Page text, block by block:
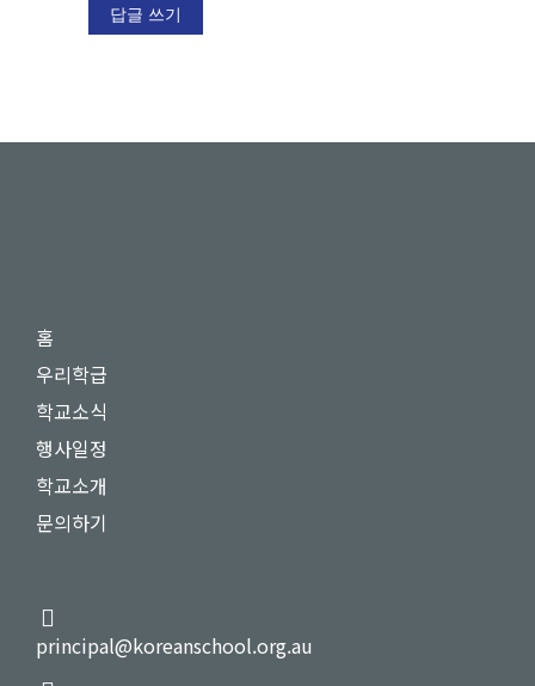
답글 쓰기
홈
우리학급
학교소식
행사일정
학교소개
문의하기
principal@koreanschool.org.au